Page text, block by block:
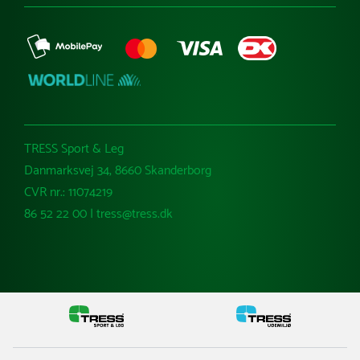
TRESS Sport & Leg
Danmarksvej 34, 8660 Skanderborg
CVR nr.: 11074219
86 52 22 00 | tress@tress.dk